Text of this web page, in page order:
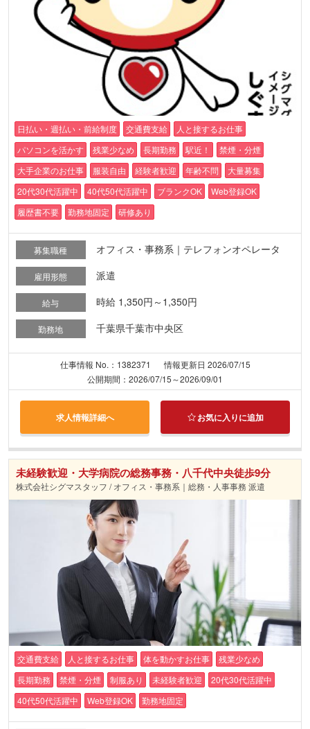
日払い・週払い・前給制度 交通費支給
人と接するお仕事
パソコンを活かす
残業少なめ 長期勤務 駅近！
禁煙・分煙
大手企業のお仕事
服装自由 経験者歓迎 年齢不問
大量募集
20代30代活躍中
40代50代活躍中 ブランクOK
Web登録OK
履歴書不要
勤務地固定 研修あり
募集職種 オフィス・事務系｜テレフォンオペレータ
雇用形態 派遣
給与 時給 1,350円～1,350円
勤務地 千葉県千葉市中央区
仕事情報 No.：1382371
情報更新日 2026/07/15
公開期間：2026/07/15～2026/09/01
求人情報詳細へ お気に入りに追加
未経験歓迎・大学病院の総務事務・八千代中央徒歩9分
株式会社シグマスタッフ / オフィス・事務系｜総務・人事事務 派遣
交通費支給 人と接するお仕事 体を動かすお仕事
残業少なめ
長期勤務
禁煙・分煙 制服あり 未経験者歓迎
20代30代活躍中
40代50代活躍中
Web登録OK 勤務地固定